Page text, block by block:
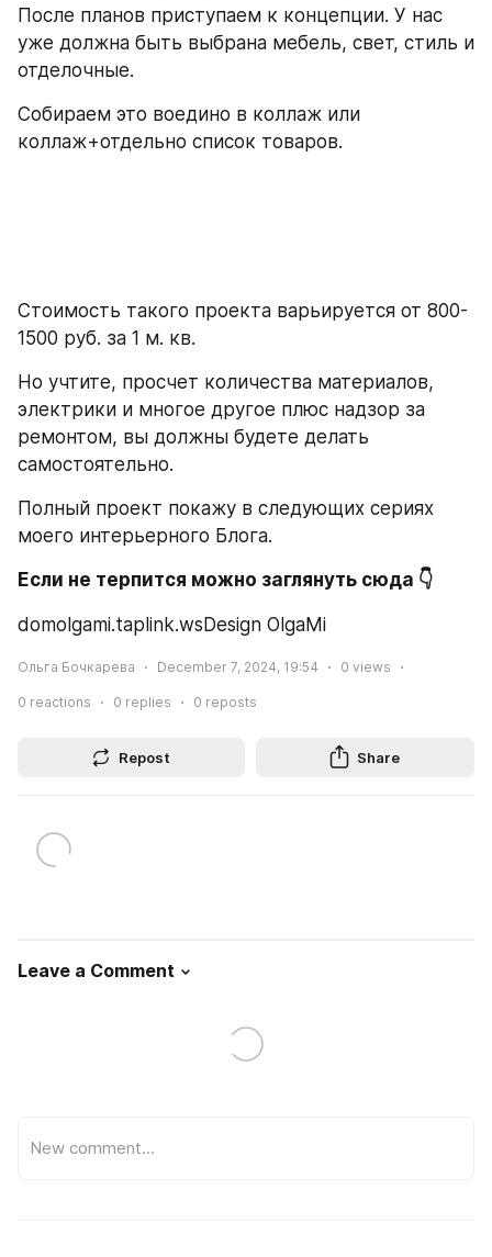
После планов приступаем к концепции. У нас
уже должна быть выбрана мебель, свет, стиль и
отделочные.
Собираем это воедино в коллаж или
коллаж+отдельно список товаров.
Стоимость такого проекта варьируется от 800-
1500 руб. за 1 м. кв.
Но учтите, просчет количества материалов,
электрики и многое другое плюс надзор за
ремонтом, вы должны будете делать
самостоятельно.
Полный проект покажу в следующих сериях
моего интерьерного Блога.
Если не терпится можно заглянуть сюда 👇
domolgami.taplink.wsDesign OlgaMi
Ольга Бочкарева December 7, 2024, 19:54 0 views
0 reactions 0 replies 0 reposts
Repost Share
Leave a Comment